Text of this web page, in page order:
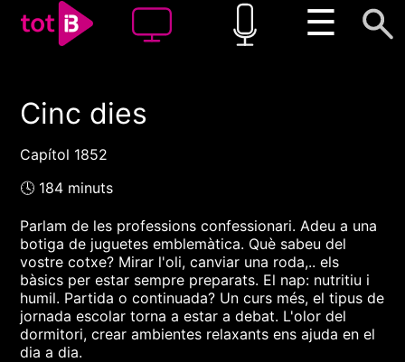
☰
00:00 00:00
Cinc dies
Capítol 1852
🕓 184 minuts
Parlam de les professions confessionari. Adeu a una
botiga de juguetes emblemàtica. Què sabeu del
vostre cotxe? Mirar l'oli, canviar una roda,.. els
bàsics per estar sempre preparats. El nap: nutritiu i
humil. Partida o continuada? Un curs més, el tipus de
jornada escolar torna a estar a debat. L'olor del
dormitori, crear ambientes relaxants ens ajuda en el
dia a dia.